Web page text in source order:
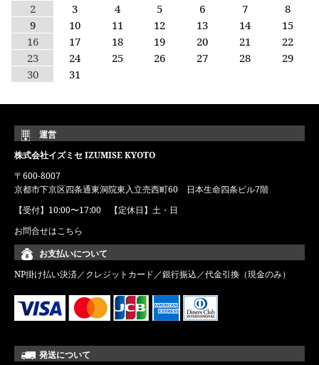
2
3 4 5 6 7
8
9
10 11 12 13 14
15
16
17 18 19 20 21
22
23
24 25 26 27 28
29
30
31
運営
株式会社イズミセ IZUMISE KYOTO
〒600-8007
京都市下京区四条通東洞院東入立売西町60 日本生命四条ビル7階
【受付】10:00〜17:00 【定休日】土・日
お問合せはこちら
お支払いについて
NP掛け払い決済／クレジットカード／銀行振込／代金引換（現金のみ）
発送について